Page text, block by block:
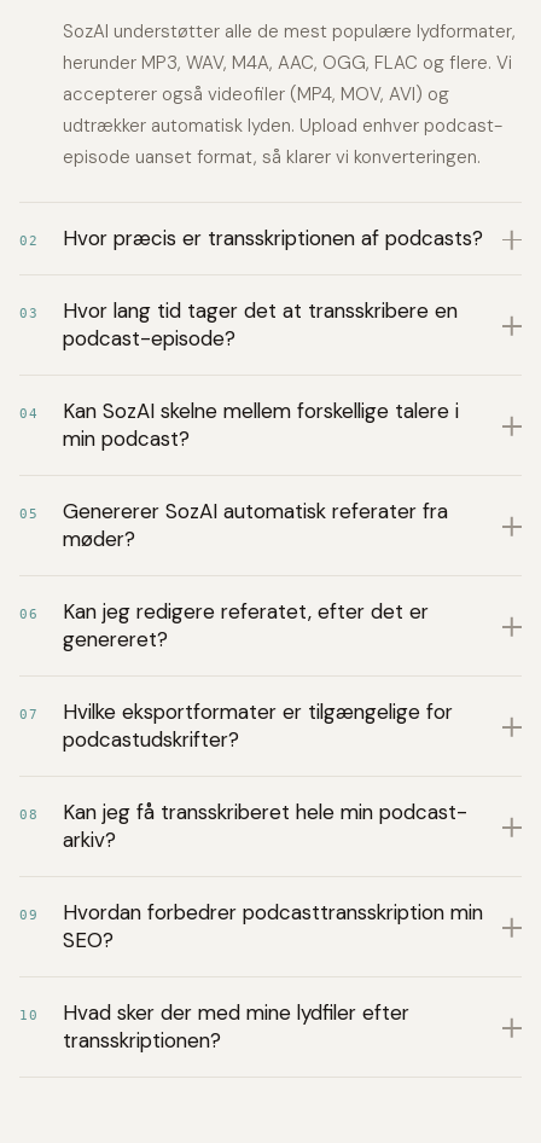
SozAI understøtter alle de mest populære lydformater,
herunder MP3, WAV, M4A, AAC, OGG, FLAC og flere. Vi
accepterer også videofiler (MP4, MOV, AVI) og
udtrækker automatisk lyden. Upload enhver podcast-
episode uanset format, så klarer vi konverteringen.
02 Hvor præcis er transskriptionen af podcasts?
03
Hvor lang tid tager det at transskribere en
podcast-episode?
04
Kan SozAI skelne mellem forskellige talere i
min podcast?
05
Genererer SozAI automatisk referater fra
møder?
06
Kan jeg redigere referatet, efter det er
genereret?
07
Hvilke eksportformater er tilgængelige for
podcastudskrifter?
08
Kan jeg få transskriberet hele min podcast-
arkiv?
09
Hvordan forbedrer podcasttransskription min
SEO?
10
Hvad sker der med mine lydfiler efter
transskriptionen?